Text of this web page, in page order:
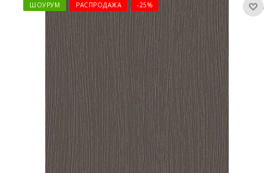
ШОУРУМ РАСПРОДАЖА -25%